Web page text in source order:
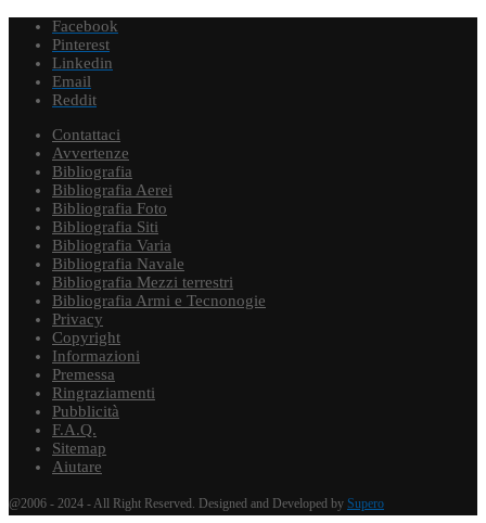
Facebook
Pinterest
Linkedin
Email
Reddit
Contattaci
Avvertenze
Bibliografia
Bibliografia Aerei
Bibliografia Foto
Bibliografia Siti
Bibliografia Varia
Bibliografia Navale
Bibliografia Mezzi terrestri
Bibliografia Armi e Tecnonogie
Privacy
Copyright
Informazioni
Premessa
Ringraziamenti
Pubblicità
F.A.Q.
Sitemap
Aiutare
@2006 - 2024 - All Right Reserved. Designed and Developed by Supero